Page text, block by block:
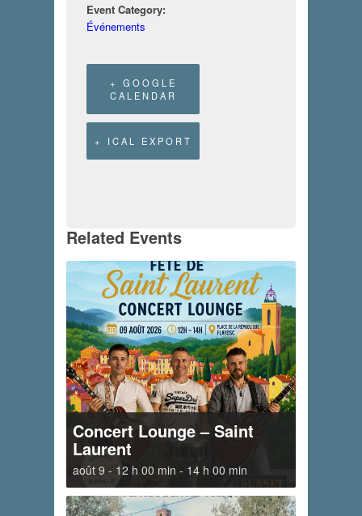
Event Category:
Événements
+ GOOGLE
CALENDAR
+ ICAL EXPORT
Related Events
Concert Lounge – Saint
Laurent
août 9 - 12 h 00 min - 14 h 00 min